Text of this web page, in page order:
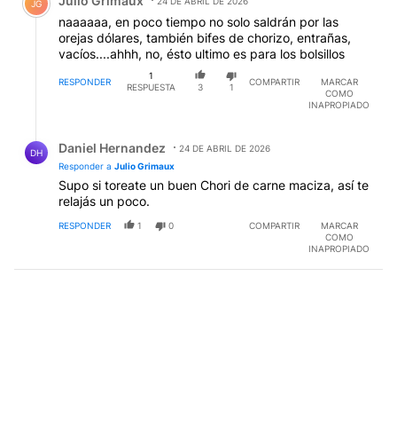
JG
naaaaaa, en poco tiempo no solo saldrán por las
orejas dólares, también bifes de chorizo, entrañas,
vacíos....ahhh, no, ésto ultimo es para los bolsillos
RESPONDER
1
RESPUESTA
3 1
COMPARTIR
MARCAR
COMO
INAPROPIADO
DH Daniel Hernandez
24 DE ABRIL DE 2026
Responder a Julio Grimaux
Supo si toreate un buen Chori de carne maciza, así te
relajás un poco.
RESPONDER 1 0 COMPARTIR
MARCAR
COMO
INAPROPIADO